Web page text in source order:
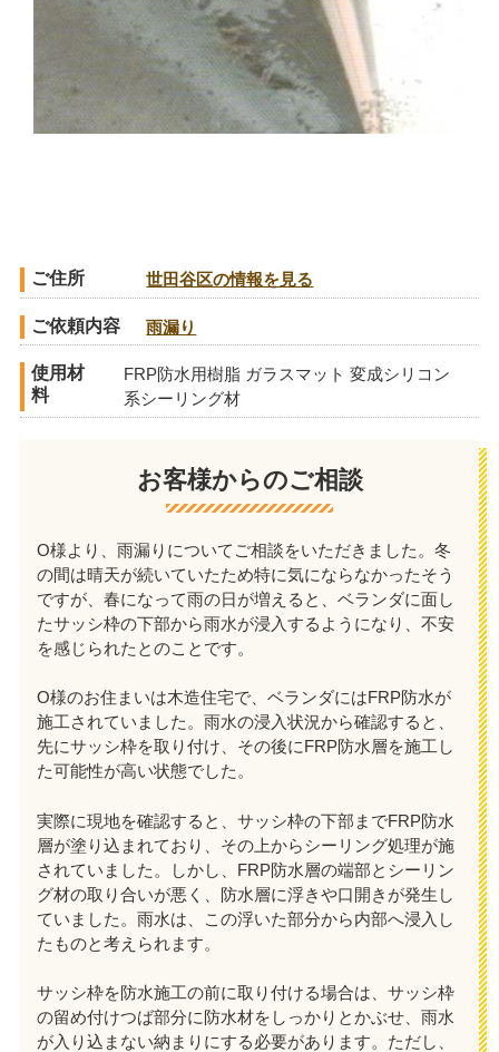
ご住所 世田谷区の情報を見る
ご依頼内容 雨漏り
使用材
料
FRP防水用樹脂 ガラスマット 変成シリコン
系シーリング材
お客様からのご相談
O様より、雨漏りについてご相談をいただきました。冬
の間は晴天が続いていたため特に気にならなかったそう
ですが、春になって雨の日が増えると、ベランダに面し
たサッシ枠の下部から雨水が浸入するようになり、不安
を感じられたとのことです。
O様のお住まいは木造住宅で、ベランダにはFRP防水が
施工されていました。雨水の浸入状況から確認すると、
先にサッシ枠を取り付け、その後にFRP防水層を施工し
た可能性が高い状態でした。
実際に現地を確認すると、サッシ枠の下部までFRP防水
層が塗り込まれており、その上からシーリング処理が施
されていました。しかし、FRP防水層の端部とシーリン
グ材の取り合いが悪く、防水層に浮きや口開きが発生し
ていました。雨水は、この浮いた部分から内部へ浸入し
たものと考えられます。
サッシ枠を防水施工の前に取り付ける場合は、サッシ枠
の留め付けつば部分に防水材をしっかりとかぶせ、雨水
が入り込まない納まりにする必要があります。ただし、